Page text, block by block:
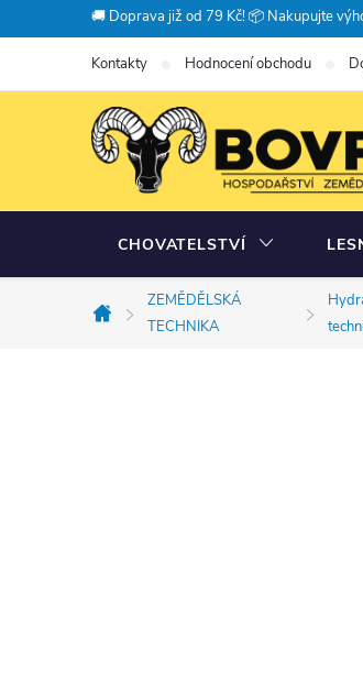
na
🚚 Doprava již od 79 Kč! 📦 Nakupujte
Kontakty Hodnocení obchodu
CHOVATELSTVÍ
Domů
ZEMĚDĚLSKÁ
TECHNIKA